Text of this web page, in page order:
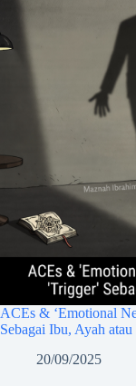
ACEs & ‘Emotional
Sebagai Ibu, Ayah atau
20/09/2025